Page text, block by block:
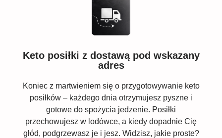
Keto posiłki z dostawą pod wskazany
adres
Koniec z martwieniem się o przygotowywanie keto
posiłków – każdego dnia otrzymujesz pyszne i
gotowe do spożycia jedzenie. Posiłki
przechowujesz w lodówce, a kiedy dopadnie Cię
głód, podgrzewasz je i jesz. Widzisz, jakie proste?